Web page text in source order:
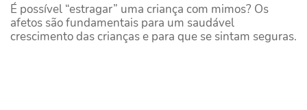
É possível “estragar” uma criança com mimos? Os
afetos são fundamentais para um saudável
crescimento das crianças e para que se sintam seguras.